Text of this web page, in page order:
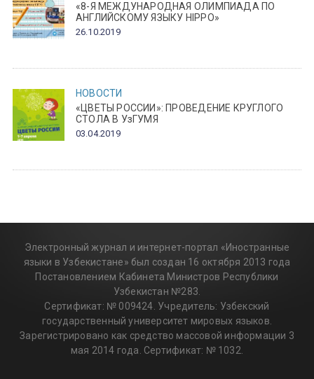
«8-Я МЕЖДУНАРОДНАЯ ОЛИМПИАДА ПО
АНГЛИЙСКОМУ ЯЗЫКУ HIPPO»
26.10.2019
НОВОСТИ
«ЦВЕТЫ РОССИИ»: ПРОВЕДЕНИЕ КРУГЛОГО
СТОЛА В УзГУМЯ
03.04.2019
Электронный журнал и интернет-портал «Иностранные
языки в Узбекистане» был создан 16 октября 2013 года
Постановлением Кабинета Министров Республики
Узбекистан №283.
Сертификат: № 009424. Учредитель: Узбекский
государственный университет мировых языков.
Зарегистрировано как средство массовой информации 3
мая 2014 года. Сертификат: № 1032.